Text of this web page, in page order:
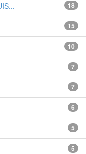
18
15
10
7
7
6
5
5